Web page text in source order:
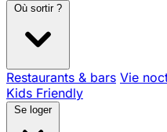
Où sortir ?
Restaurants & bars Vie
Kids Friendly
Se loger